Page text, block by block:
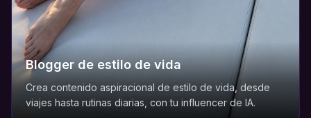
Blogger de estilo de vida
Crea contenido aspiracional de estilo de vida, desde
viajes hasta rutinas diarias, con tu influencer de IA.